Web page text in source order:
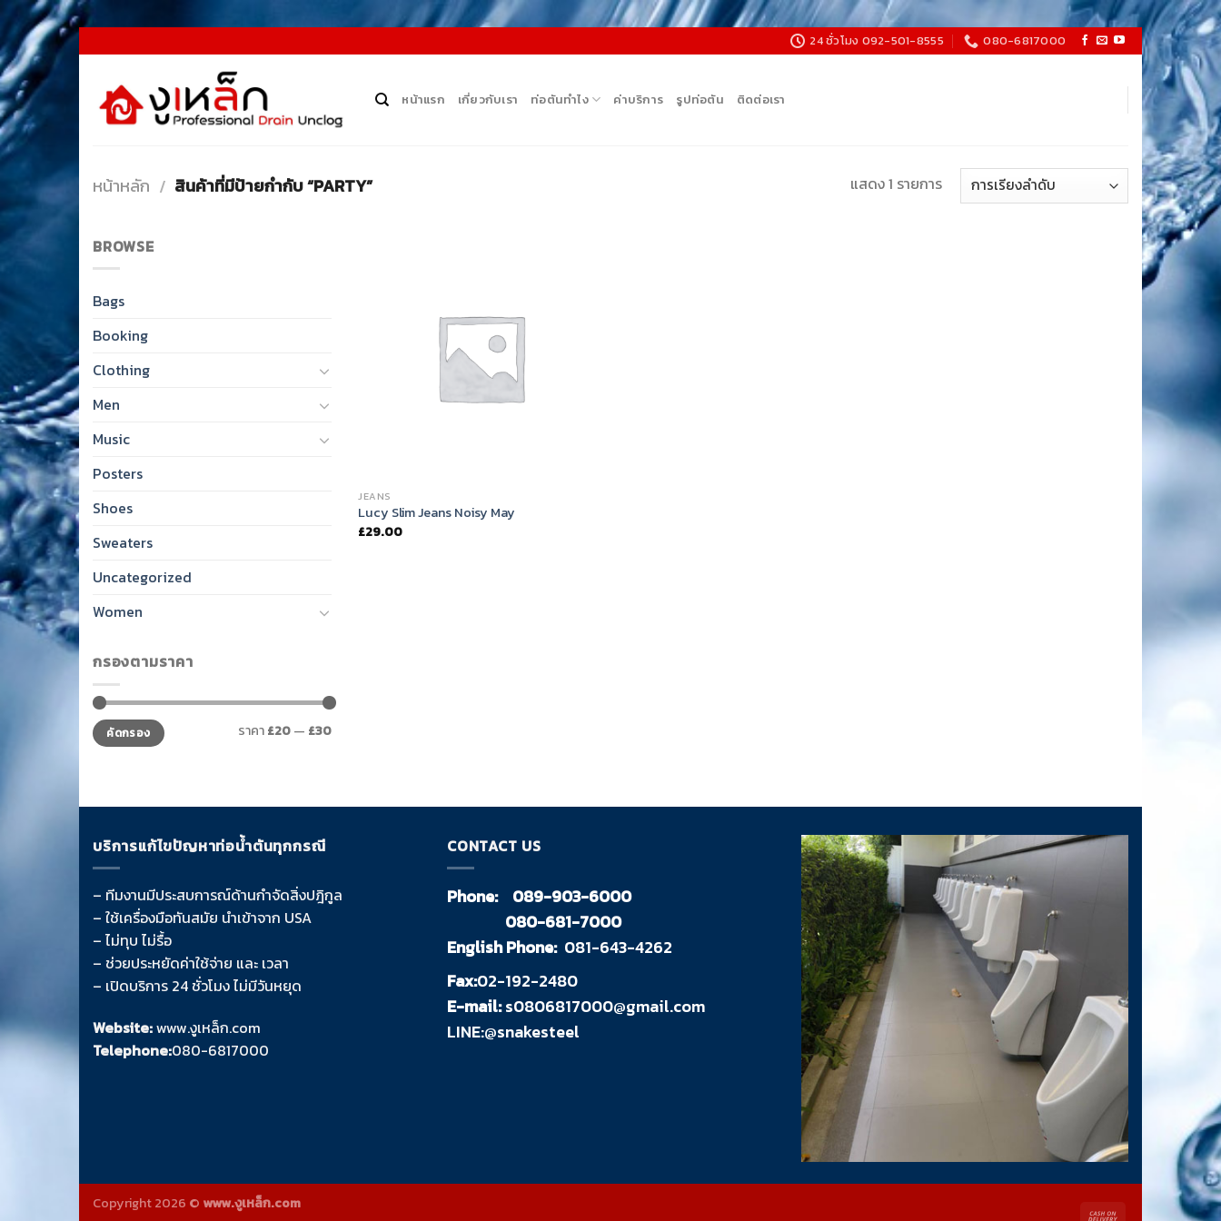
Skip
to
content
24 ชั่วโมง 092-501-8555 080-6817000
หน้าแรก เกี่ยวกับเรา ท่อตันทำไง ค่าบริการ รูปท่อตัน ติดต่อเรา
หน้าหลัก / สินค้าที่มีป้ายกำกับ “PARTY” แสดง 1 รายการ
BROWSE
Bags
Booking
Clothing
Men
Music
Posters
Shoes
Sweaters
Uncategorized
Women
กรองตามราคา
ราคา
ต่ำ
สุด
ราคา
สูงสุดคัดกรอง ราคา£20— £30
JEANS
Lucy Slim Jeans Noisy May
£29.00
บริการแก้ไขปัญหาท่อน้ำตันทุกกรณี
– ทีมงานมีประสบการณ์ด้านกำจัดสิ่งปฎิกูล
– ใช้เครื่องมือทันสมัย นำเข้าจาก USA
– ไม่ทุบ ไม่รื้อ
– ช่วยประหยัดค่าใช้จ่าย และ เวลา
– เปิดบริการ 24 ชั่วโมง ไม่มีวันหยุด
Website:www.งูเหล็ก.com
Telephone:080-6817000
CONTACT US
Phone: 089-903-6000
080-681-7000
English Phone: 081-643-4262
Fax:02-192-2480
E-mail:s0806817000@gmail.com
LINE:@snakesteel
Copyright 2026 © www.งูเหล็ก.com